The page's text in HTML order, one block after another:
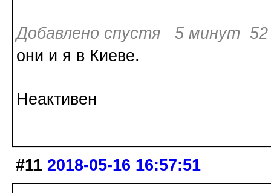
Добавлено спустя 5 минут 52
они и я в Киеве.
Неактивен
#11 2018-05-16 16:57:51